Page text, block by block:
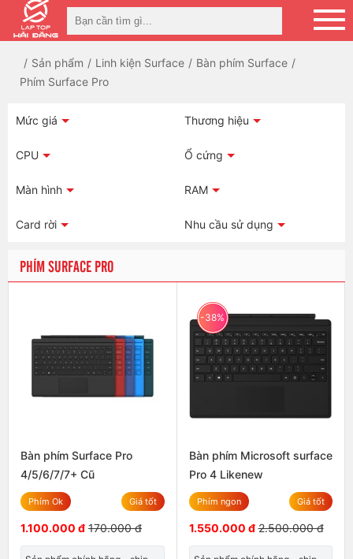
Sản phẩm Linh kiện Surface
Bàn phím Surface
Phím Surface Pro
Mức giá Thương hiệu
CPU Ổ cứng
Màn hình RAM
Card rời Nhu cầu sử dụng
PHÍM SURFACE PRO
Bàn phím Surface Pro
4/5/6/7/7+ Cũ
Phím Ok Giá tốt
1.100.000 đ 170.000 đ
-38%
Bàn phím Microsoft surface
Pro 4 Likenew
Phím ngon Giá tốt
1.550.000 đ 2.500.000 đ